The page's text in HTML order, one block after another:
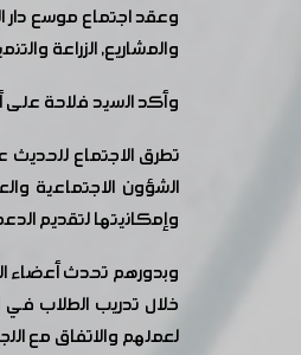
وعقد اجتماع موسع دار
والمشاريع, الزراعة
وأكد السيد فلاحة على
تطرق الاجتماع للحديث
الشؤون الاجتماعية
وإمكانيتها لتقديم
وبدورهم تحدث أعضاء
خلال تدريب الطلاب في
لعملهم والاتفاق مع